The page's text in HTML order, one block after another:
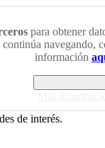
para obtener
navegando,
información
Historiadores
sobre los más
de interés.